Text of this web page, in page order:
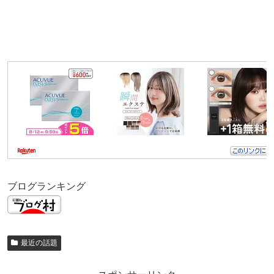
ブログランキング
最近の話題